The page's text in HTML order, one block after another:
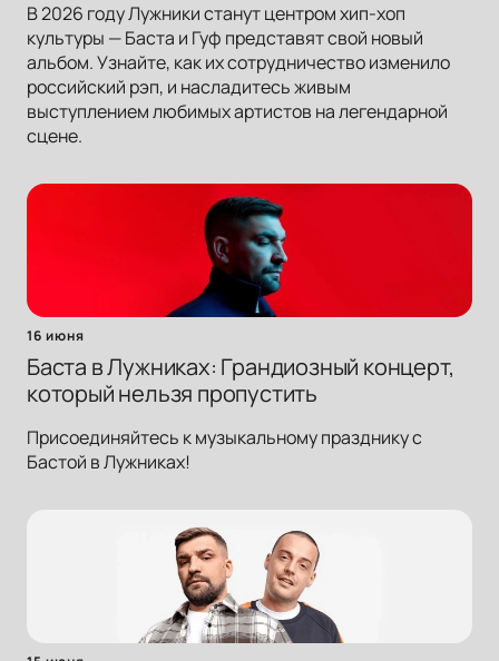
В 2026 году Лужники станут центром хип-хоп
культуры — Баста и Гуф представят свой новый
альбом. Узнайте, как их сотрудничество изменило
российский рэп, и насладитесь живым
выступлением любимых артистов на легендарной
сцене.
16 июня
Баста в Лужниках: Грандиозный концерт,
который нельзя пропустить
Присоединяйтесь к музыкальному празднику с
Бастой в Лужниках!